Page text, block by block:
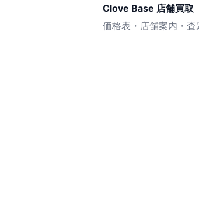
Clove Base 店舗買取
価格表・店舗案内・査